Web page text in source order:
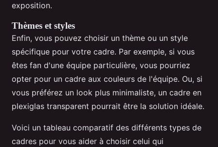
exposition.
Thèmes et styles
Enfin, vous pouvez choisir un thème ou un style
spécifique pour votre cadre. Par exemple, si vous
êtes fan d'une équipe particulière, vous pourriez
opter pour un cadre aux couleurs de l'équipe. Ou, si
vous préférez un look plus minimaliste, un cadre en
plexiglas transparent pourrait être la solution idéale.
Voici un tableau comparatif des différents types de
cadres pour vous aider à choisir celui qui